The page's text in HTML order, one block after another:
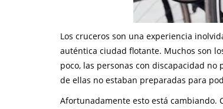
Los cruceros son una experiencia
auténtica ciudad flotante. Muchos son
poco, las personas con discapacidad
de ellas no estaban preparadas para
Afortunadamente esto está cambiando.